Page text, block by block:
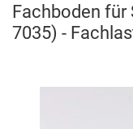
Fachboden für
7035) -